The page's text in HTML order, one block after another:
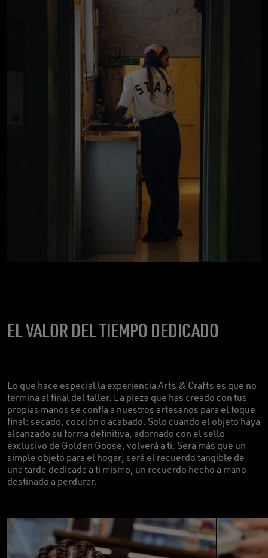
EL VALOR DEL TIEMPO DEDICADO
Lo que hace especial la experiencia Arts & Crafts es que no
termina al final del taller. La pieza que has creado con tus
propias manos se confía a nuestros artesanos para el toque
final: secado, cocción o acabado. Solo cuando el objeto haya
alcanzado su forma definitiva, adornado con el sello
exclusivo de Golden Goose, volverá a ti. Será más que un
simple objeto para el hogar; será el recuerdo tangible de
una tarde dedicada a ti mismo, un recuerdo hecho a mano
destinado a perdurar.